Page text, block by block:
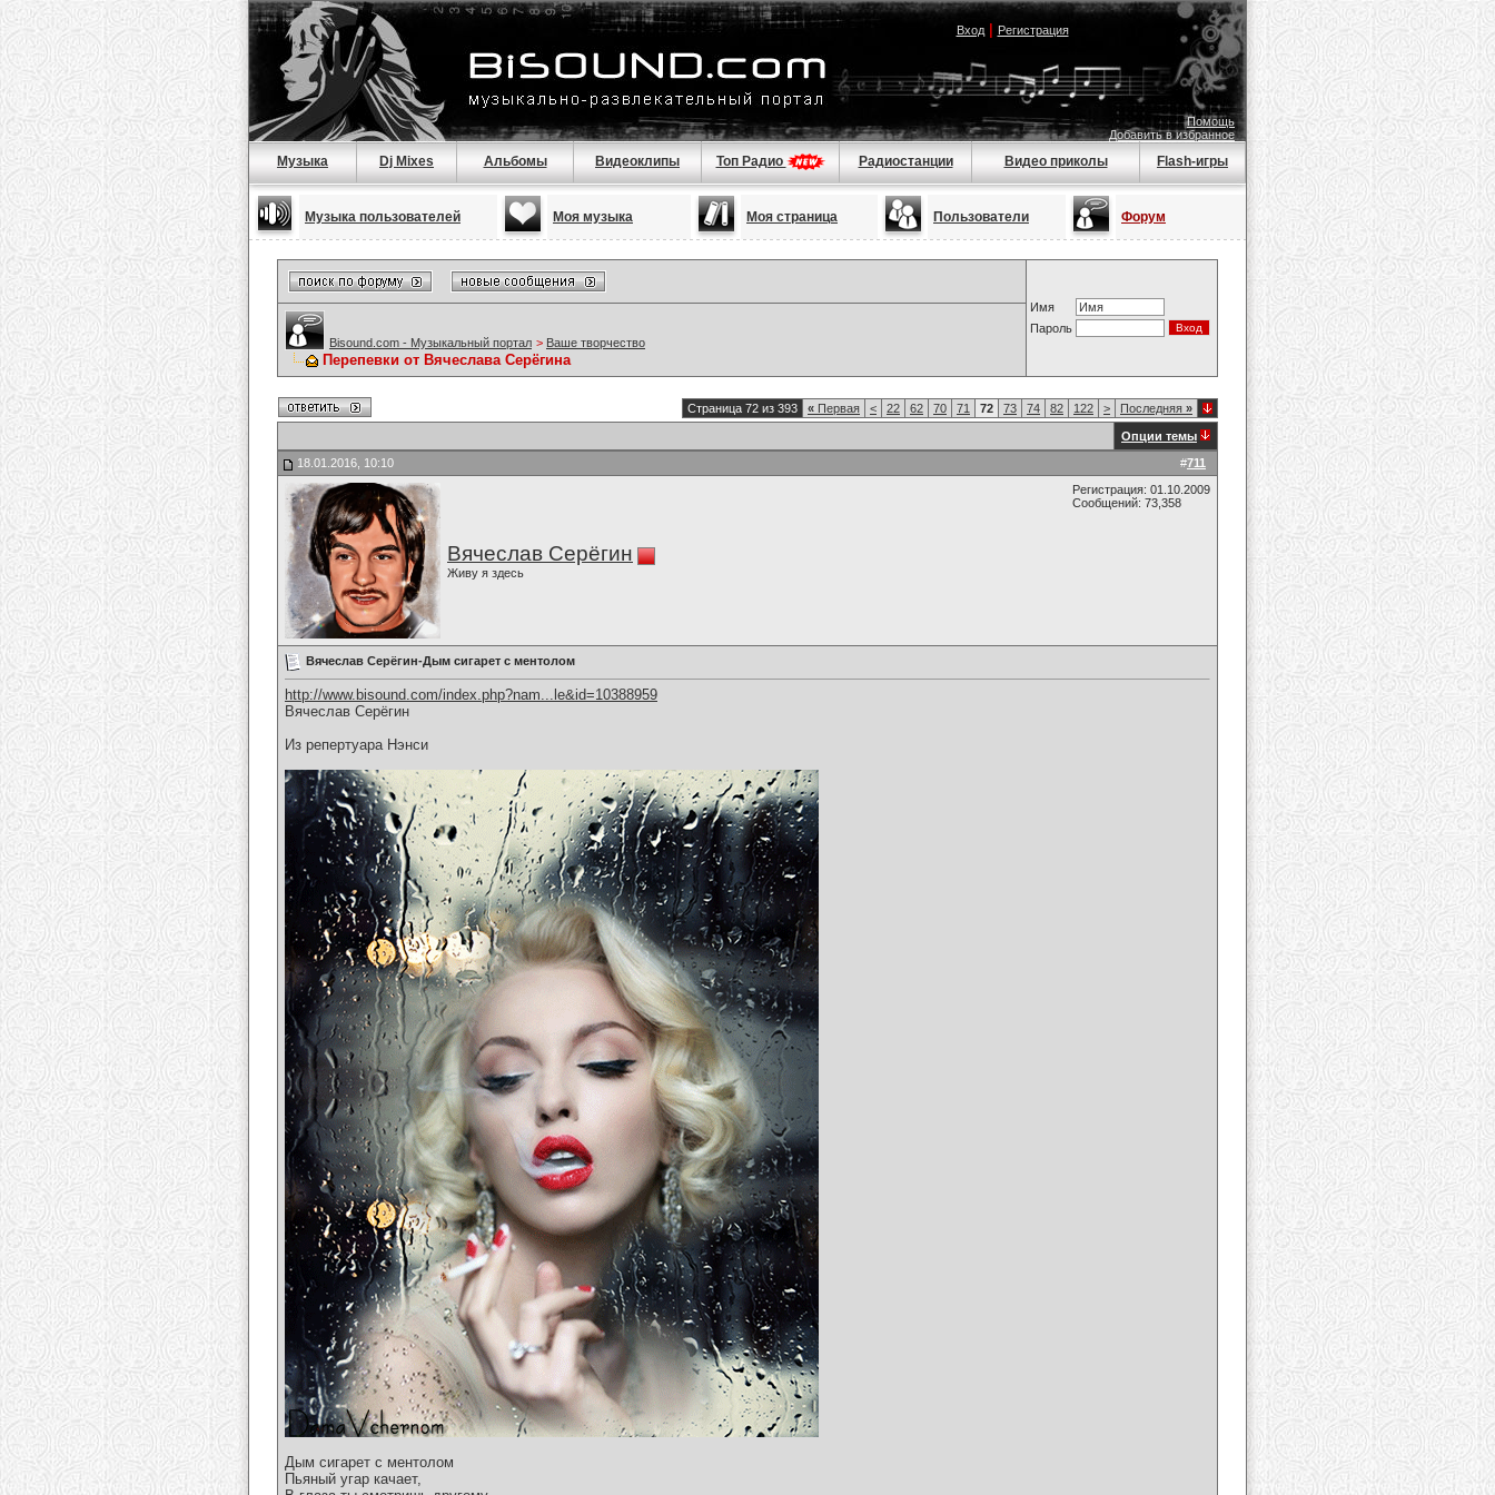
Вход| Регистрация
Помощь
Добавить в избранное
Музыка Dj Mixes Альбомы Видеоклипы Топ Радио Радиостанции Видео приколы Flash-игры
Музыка пользователей Моя музыка Моя страница Пользователи Форум
Имя
Пароль
Bisound.com - Музыкальный портал > Ваше творчество
Перепевки от Вячеслава Серёгина
Страница 72 из 393 « Первая < 22 62 70 71 72 73 74 82 122 > Последняя »
Опции темы
#711
18.01.2016, 10:10
Вячеслав Серёгин
Живу я здесь
Регистрация: 01.10.2009
Сообщений: 73,358
Вячеслав Серёгин-Дым сигарет с ментолом
http://www.bisound.com/index.php?nam...le&id=10388959
Вячеслав Серёгин
Из репертуара Нэнси
Дым сигарет с ментолом
Пьяный угар качает,